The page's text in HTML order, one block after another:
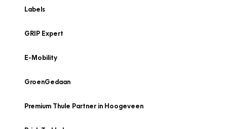
Labels
GRIP Expert
E-Mobility
GroenGedaan
Premium Thule Partner in Hoogeveen